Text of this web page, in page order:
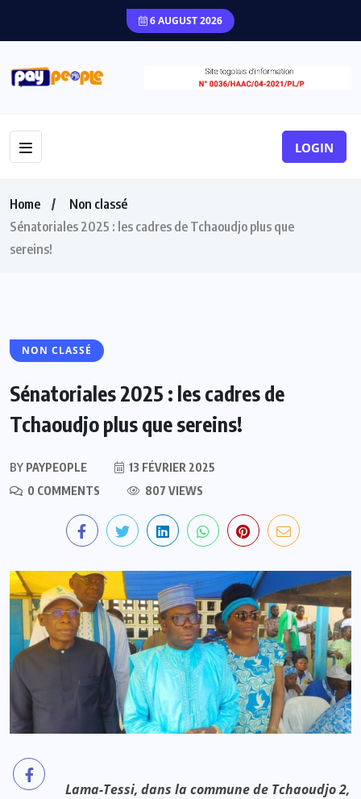
6 AUGUST 2026
LOGIN
Home
Non classé
Sénatoriales 2025 : les cadres de Tchaoudjo plus que
sereins!
NON CLASSÉ
Sénatoriales 2025 : les cadres de
Tchaoudjo plus que sereins!
BY PAYPEOPLE
13 FÉVRIER 2025
0 COMMENTS
807 VIEWS
Lama-Tessi, dans la commune de Tchaoudjo 2,